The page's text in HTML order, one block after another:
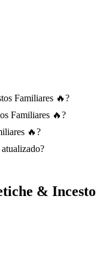
Familiares 🔥?
Familiares 🔥?
🔥?
& Incesto